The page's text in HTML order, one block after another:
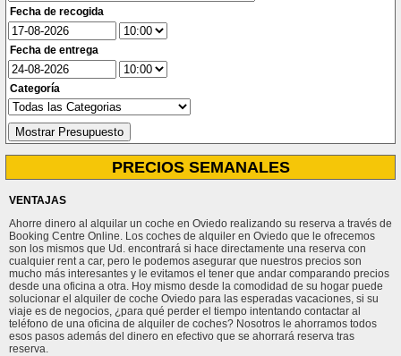
Fecha de recogida
Fecha de entrega
Categoría
PRECIOS SEMANALES
VENTAJAS
Ahorre dinero al alquilar un coche en Oviedo realizando su reserva a través de
Booking Centre Online. Los coches de alquiler en Oviedo que le ofrecemos
son los mismos que Ud. encontrará si hace directamente una reserva con
cualquier rent a car, pero le podemos asegurar que nuestros precios son
mucho más interesantes y le evitamos el tener que andar comparando precios
desde una oficina a otra. Hoy mismo desde la comodidad de su hogar puede
solucionar el alquiler de coche Oviedo para las esperadas vacaciones, si su
viaje es de negocios, ¿para qué perder el tiempo intentando contactar al
teléfono de una oficina de alquiler de coches? Nosotros le ahorramos todos
esos pasos además del dinero en efectivo que se ahorrará reserva tras
reserva.